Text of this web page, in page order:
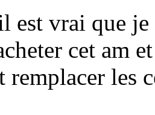
est vrai que
cet am
remplacer les